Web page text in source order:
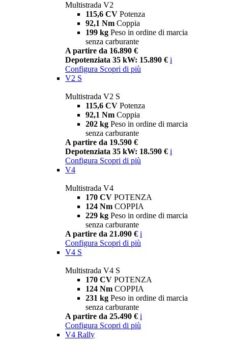
Multistrada V2
115,6 CV Potenza
92,1 Nm Coppia
199 kg Peso in ordine di marcia
senza carburante
A partire da 16.890 €
Depotenziata 35 kW: 15.890 € i
Configura Scopri di più
V2 S
Multistrada V2 S
115,6 CV Potenza
92,1 Nm Coppia
202 kg Peso in ordine di marcia
senza carburante
A partire da 19.590 €
Depotenziata 35 kW: 18.590 € i
Configura Scopri di più
V4
Multistrada V4
170 CV POTENZA
124 Nm COPPIA
229 kg Peso in ordine di marcia
senza carburante
A partire da 21.090 € i
Configura Scopri di più
V4 S
Multistrada V4 S
170 CV POTENZA
124 Nm COPPIA
231 kg Peso in ordine di marcia
senza carburante
A partire da 25.490 € i
Configura Scopri di più
V4 Rally